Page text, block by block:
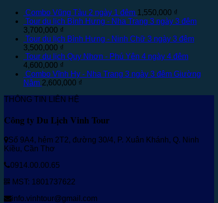
Combo Vũng Tàu 2 ngày 1 đêm 1,550,000 ₫
Tour du lịch Bình Hưng - Nha Trang 3 ngày 3 đêm
3,700,000 ₫
Tour du lịch Bình Hưng - Ninh Chữ 3 ngày 3 đêm
3,500,000 ₫
Tour du lịch Quy Nhơn - Phú Yên 4 ngày 4 đêm
4,600,000 ₫
Combo Vĩnh Hy - Nha Trang 3 ngày 3 đêm Giường
Nằm 2,600,000 ₫
THÔNG TIN LIÊN HỆ
Công ty Du Lịch Vinh Tour
Số 9A4, hẻm 2T2, đường 30/4, P. Xuân Khánh, Q. Ninh
Kiều, Cần Thơ
0914.00.00.65
MST: 1801737622
info.vinhtour@gmail.com